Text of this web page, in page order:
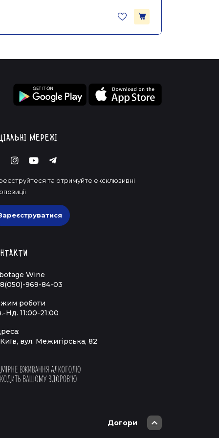
мережі
та отримуйте ексклюзивні
Wine
969-84-03
роботи
Нд. 11:00-21:00
вул. Межигірська, 82
Догори